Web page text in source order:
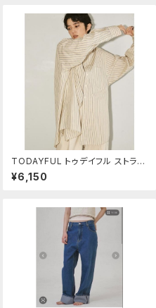
TODAYFUL トゥデイフル ストライ
プ オーバーシャツ
¥6,150